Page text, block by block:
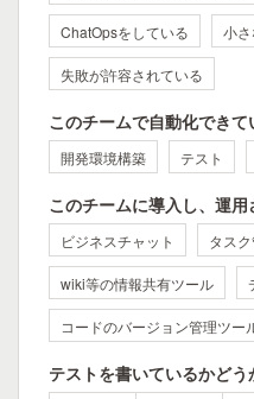
ChatOpsをしている 小
失敗が許容されている
このチームで自動化できて
開発環境構築 テスト
このチームに導入し、運
ビジネスチャット タス
wiki等の情報共有ツール
コードのバージョン管理ツー
テストを書いているかどう